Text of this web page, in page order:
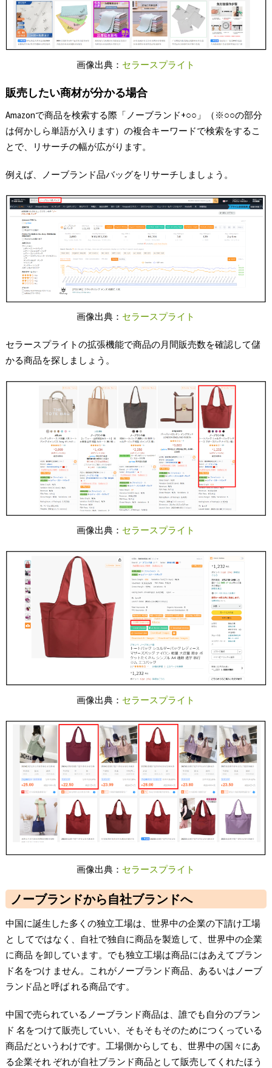
画像出典： セラースプライト
販売したい商材が分かる場合
Amazonで商品を検索する際「ノーブランド+○○」（※○○の部分
は何かしら単語が入ります）の複合キーワードで検索をするこ
とで、リサーチの幅が広がります。
例えば、ノーブランド品バッグをリサーチしましょう。
画像出典： セラースプライト
セラースプライトの拡張機能で商品の月間販売数を確認して儲
かる商品を探しましょう。
画像出典： セラースプライト
画像出典： セラースプライト
画像出典： セラースプライト
ノーブランドから自社ブランドへ
中国に誕生した多くの独立工場は、世界中の企業の下請け工場
と してではなく、自社で独自に商品を製造して、世界中の企業
に商品 を卸しています。でも独立工場は商品にはあえてブラン
ド名をつけ ません。これがノーブランド商品、あるいはノーブ
ランド品と呼ば れる商品です。
中国で売られているノーブランド商品は、誰でも自分のブラン
ド 名をつけて販売していい、そもそもそのためにつくっている
商品だというわけです。工場側からしても、世界中の国々にあ
る企業それ ぞれが自社ブランド商品として販売してくれたほう